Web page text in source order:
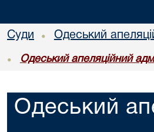
Суди • Одеський
• Одеський апеляційний
Одеський